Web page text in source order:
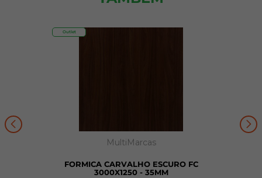
Outlet
MultiMarcas
FORMICA CARVALHO ESCURO FC
3000X1250 - 35MM